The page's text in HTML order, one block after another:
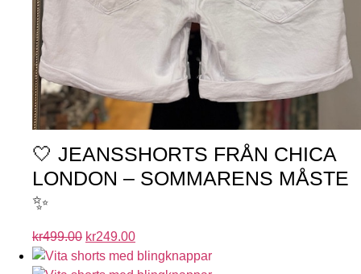
🤍 JEANSSHORTS FRÅN CHICA
LONDON – SOMMARENS MÅSTE
✨
kr499.00 kr249.00